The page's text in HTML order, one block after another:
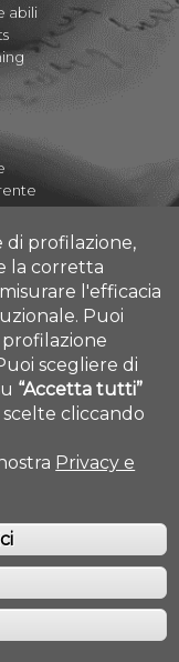
abili
DEGLI STUDI
PESCARA
di profilazione,
la corretta
l'efficacia
Puoi
scegliere di
“Accetta tutti”
cliccando
Privacy e